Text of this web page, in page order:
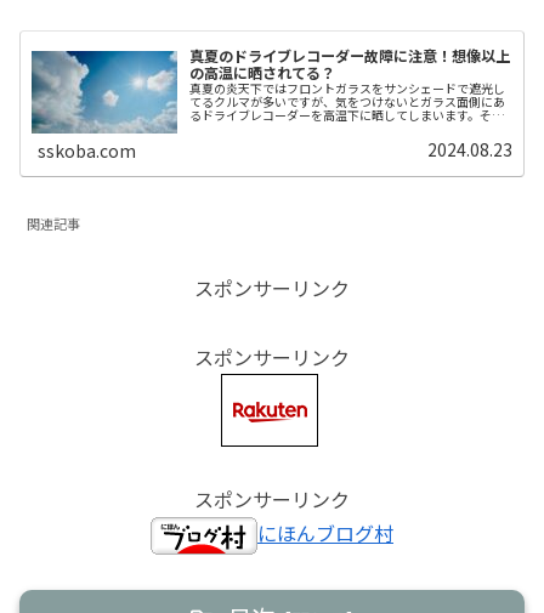
真夏のドライブレコーダー故障に注意！想像以上
の高温に晒されてる？
真夏の炎天下ではフロントガラスをサンシェードで遮光し
てるクルマが多いですが、気をつけないとガラス面側にあ
るドライブレコーダーを高温下に晒してしまいます。それ
sskoba.com 2024.08.23
関連記事
スポンサーリンク
スポンサーリンク
スポンサーリンク
にほんブログ村